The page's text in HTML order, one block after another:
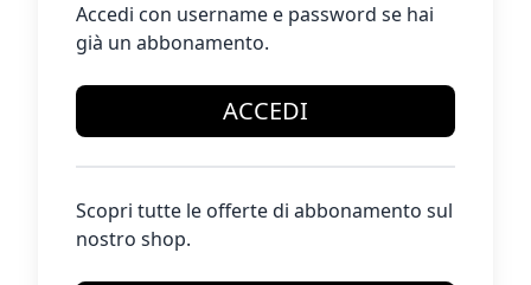
Accedi con username e password se hai
già un abbonamento.
ACCEDI
Scopri tutte le offerte di abbonamento sul
nostro shop.